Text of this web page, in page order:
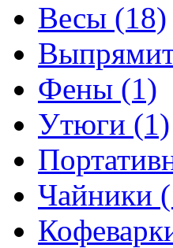
Весы (18)
Фены (1)
Утюги (1)
Чайники